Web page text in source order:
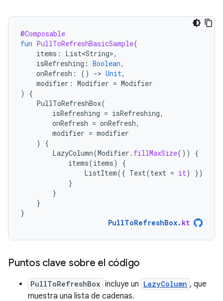
@Composable
fun PullToRefreshBasicSample(
items : List<String>,
isRefreshing : Boolean,
onRefresh : () -> Unit,
modifier : Modifier = Modifier
)
{
PullToRefreshBox(
isRefreshing = isRefreshing,
onRefresh = onRefresh,
modifier = modifier
)
{
LazyColumn(Modifier . fillMaxSize())
{
items(items)
{
ListItem({ Text(text = it)
})
}
}
}
}
PullToRefreshBox. kt
Puntos clave sobre el código
PullToRefreshBox incluye un LazyColumn , que
muestra una lista de cadenas.